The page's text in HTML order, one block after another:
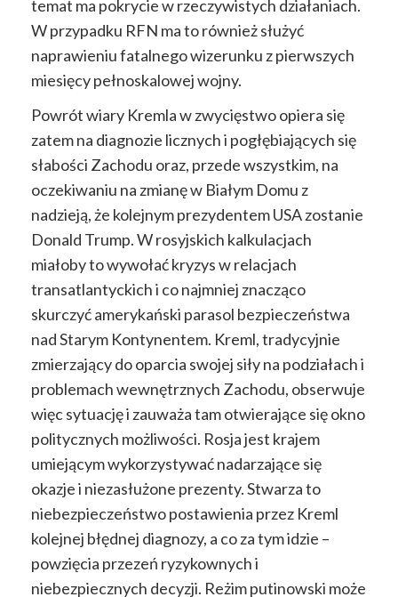
temat ma pokrycie w rzeczywistych działaniach.
W przypadku RFN ma to również służyć
naprawieniu fatalnego wizerunku z pierwszych
miesięcy pełnoskalowej wojny.
Powrót wiary Kremla w zwycięstwo opiera się
zatem na diagnozie licznych i pogłębiających się
słabości Zachodu oraz, przede wszystkim, na
oczekiwaniu na zmianę w Białym Domu z
nadzieją, że kolejnym prezydentem USA zostanie
Donald Trump. W rosyjskich kalkulacjach
miałoby to wywołać kryzys w relacjach
transatlantyckich i co najmniej znacząco
skurczyć amerykański parasol bezpieczeństwa
nad Starym Kontynentem. Kreml, tradycyjnie
zmierzający do oparcia swojej siły na podziałach i
problemach wewnętrznych Zachodu, obserwuje
więc sytuację i zauważa tam otwierające się okno
politycznych możliwości. Rosja jest krajem
umiejącym wykorzystywać nadarzające się
okazje i niezasłużone prezenty. Stwarza to
niebezpieczeństwo postawienia przez Kreml
kolejnej błędnej diagnozy, a co za tym idzie –
powzięcia przezeń ryzykownych i
niebezpiecznych decyzji. Reżim putinowski może